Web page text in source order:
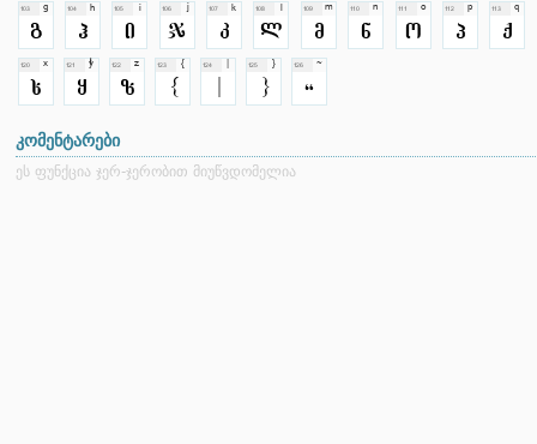
კომენტარები
ეს ფუნქცია ჯერ-ჯერობით მიუწვდომელია